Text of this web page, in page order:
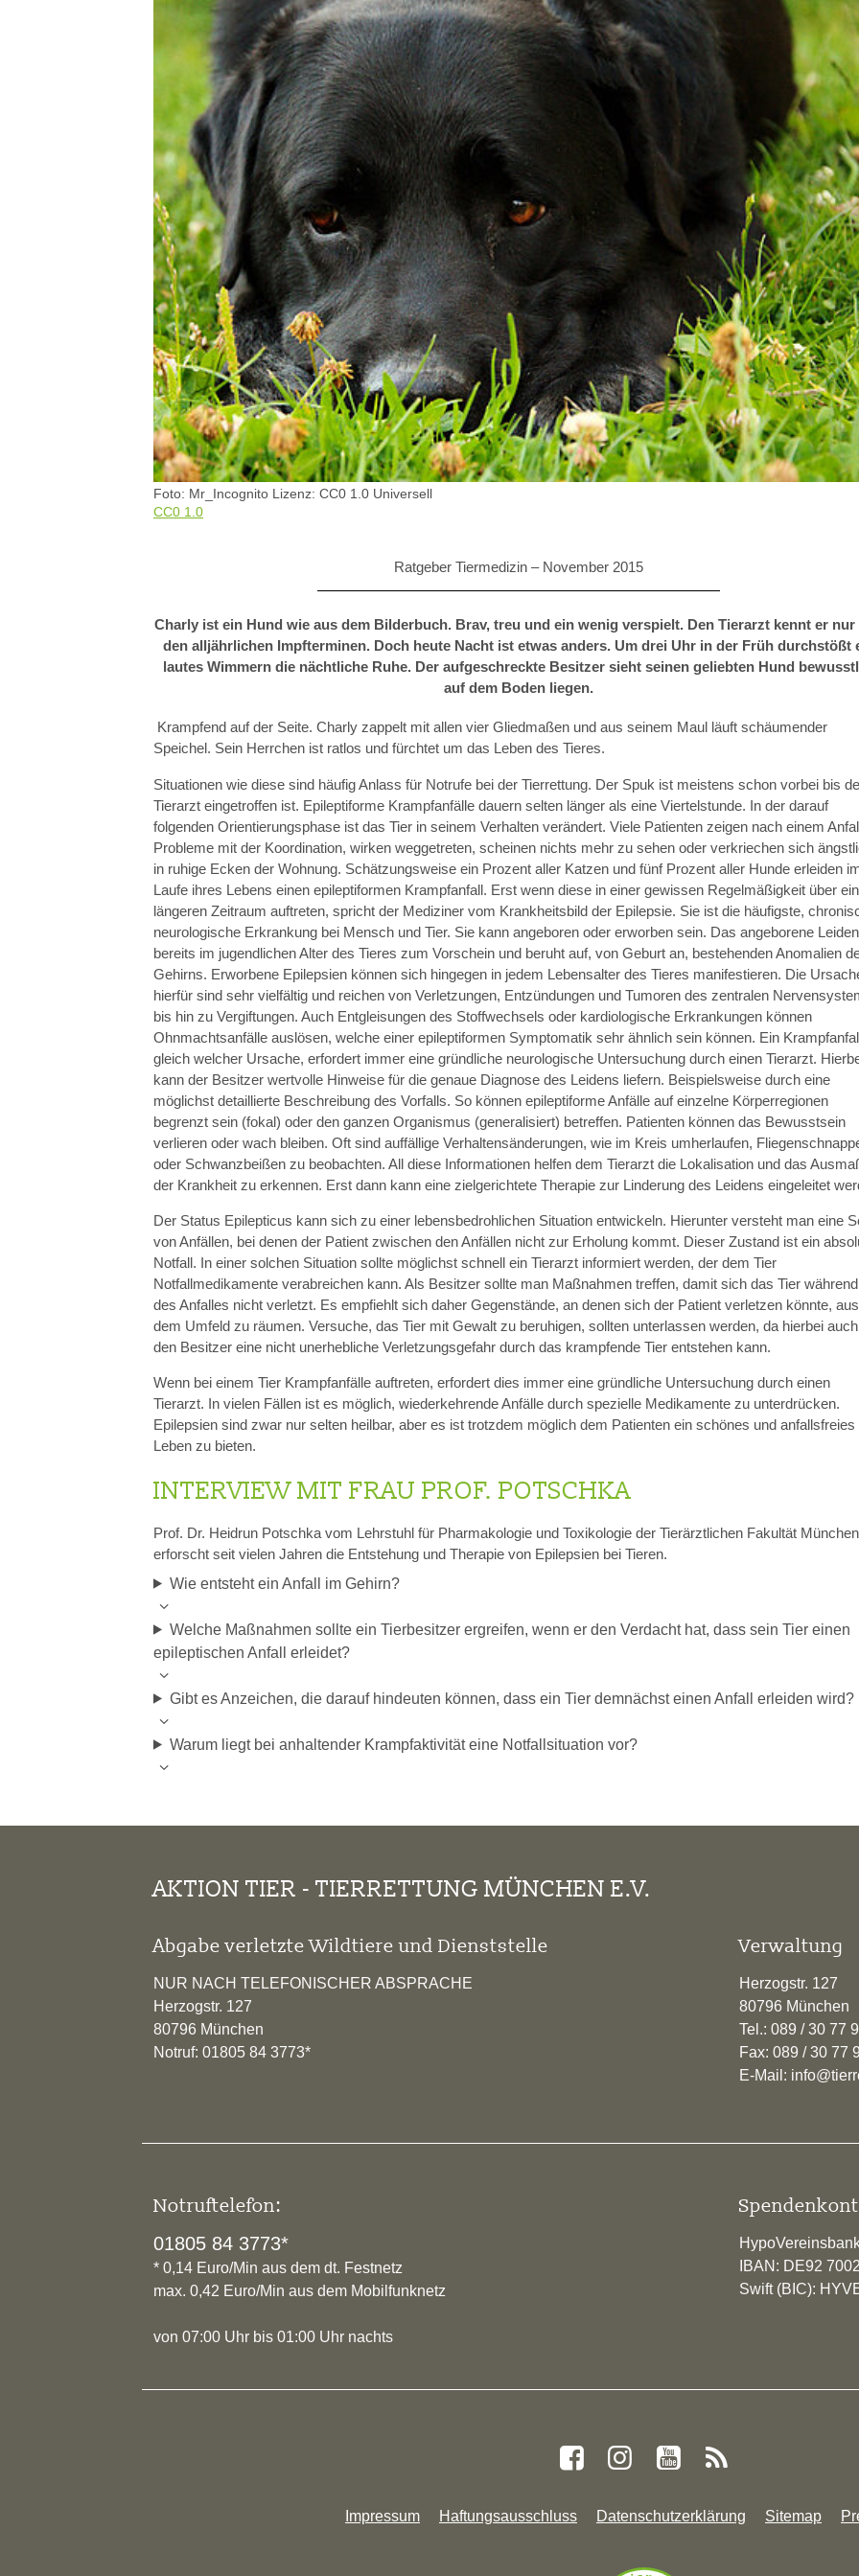
DEN TIERARZT INFORMIEREN
TIERRE
ERSTE HILFE LEISTEN
LEBENSZEICHEN PRÜFEN
ATEM- UND HERZSTILLSTAND
INSEKTENSTICHE
BEIM VERSCHLUCKEN
BEI KRAMPFANFÄLLEN
HITZSCHLAG
WILDVÖGEL
IGEL
RATGEBER WILDTIERE 20 JAHRE TIERRETTUNG
AUFGABEN
FAHRZEUGFLOTTE
ENTSTEHUNGSGESCHICHTE
EINBLICKE IN UNSERE ARBEIT
SATZUNG
GÄSTEBUCH
DATENSCHUTZ
VEREINSJOURNALE
MITGLIEDSCHAFT
Foto: Mr_Incognito Lizenz: CC0 1.0 Universell
CC0 1.0
Ratgeber Tiermedizin – November 2015
Charly ist ein Hund wie aus dem Bilderbuch. Brav, treu und ein wenig verspielt. Den Tierarzt kennt er nur
den alljährlichen Impfterminen. Doch heute Nacht ist etwas anders. Um drei Uhr in der Früh durchstößt
lautes Wimmern die nächtliche Ruhe. Der aufgeschreckte Besitzer sieht seinen geliebten Hund
auf dem Boden liegen.
Krampfend auf der Seite. Charly zappelt mit allen vier Gliedmaßen und aus seinem Maul läuft schäumender
Speichel. Sein Herrchen ist ratlos und fürchtet um das Leben des Tieres.
Situationen wie diese sind häufig Anlass für Notrufe bei der Tierrettung. Der Spuk ist meistens schon vorbei bis
Tierarzt eingetroffen ist. Epileptiforme Krampfanfälle dauern selten länger als eine Viertelstunde. In der darauf
folgenden Orientierungsphase ist das Tier in seinem Verhalten verändert. Viele Patienten zeigen nach einem
Probleme mit der Koordination, wirken weggetreten, scheinen nichts mehr zu sehen oder verkriechen sich
in ruhige Ecken der Wohnung. Schätzungsweise ein Prozent aller Katzen und fünf Prozent aller Hunde erleiden
Laufe ihres Lebens einen epileptiformen Krampfanfall. Erst wenn diese in einer gewissen Regelmäßigkeit über
längeren Zeitraum auftreten, spricht der Mediziner vom Krankheitsbild der Epilepsie. Sie ist die häufigste,
neurologische Erkrankung bei Mensch und Tier. Sie kann angeboren oder erworben sein. Das angeborene
bereits im jugendlichen Alter des Tieres zum Vorschein und beruht auf, von Geburt an, bestehenden Anomalien
Gehirns. Erworbene Epilepsien können sich hingegen in jedem Lebensalter des Tieres manifestieren. Die
hierfür sind sehr vielfältig und reichen von Verletzungen, Entzündungen und Tumoren des zentralen
bis hin zu Vergiftungen. Auch Entgleisungen des Stoffwechsels oder kardiologische Erkrankungen können
Ohnmachtsanfälle auslösen, welche einer epileptiformen Symptomatik sehr ähnlich sein können. Ein
gleich welcher Ursache, erfordert immer eine gründliche neurologische Untersuchung durch einen Tierarzt.
kann der Besitzer wertvolle Hinweise für die genaue Diagnose des Leidens liefern. Beispielsweise durch eine
möglichst detaillierte Beschreibung des Vorfalls. So können epileptiforme Anfälle auf einzelne Körperregionen
begrenzt sein (fokal) oder den ganzen Organismus (generalisiert) betreffen. Patienten können das Bewusstsein
verlieren oder wach bleiben. Oft sind auffällige Verhaltensänderungen, wie im Kreis umherlaufen,
oder Schwanzbeißen zu beobachten. All diese Informationen helfen dem Tierarzt die Lokalisation und das
der Krankheit zu erkennen. Erst dann kann eine zielgerichtete Therapie zur Linderung des Leidens eingeleitet
Der Status Epilepticus kann sich zu einer lebensbedrohlichen Situation entwickeln. Hierunter versteht man eine
von Anfällen, bei denen der Patient zwischen den Anfällen nicht zur Erholung kommt. Dieser Zustand ist ein
Notfall. In einer solchen Situation sollte möglichst schnell ein Tierarzt informiert werden, der dem Tier
Notfallmedikamente verabreichen kann. Als Besitzer sollte man Maßnahmen treffen, damit sich das Tier während
des Anfalles nicht verletzt. Es empfiehlt sich daher Gegenstände, an denen sich der Patient verletzen könnte, aus
dem Umfeld zu räumen. Versuche, das Tier mit Gewalt zu beruhigen, sollten unterlassen werden, da hierbei
den Besitzer eine nicht unerhebliche Verletzungsgefahr durch das krampfende Tier entstehen kann.
Wenn bei einem Tier Krampfanfälle auftreten, erfordert dies immer eine gründliche Untersuchung durch einen
Tierarzt. In vielen Fällen ist es möglich, wiederkehrende Anfälle durch spezielle Medikamente zu unterdrücken.
Epilepsien sind zwar nur selten heilbar, aber es ist trotzdem möglich dem Patienten ein schönes und anfallsfreies
Leben zu bieten.
INTERVIEW MIT FRAU PROF. POTSCHKA
Prof. Dr. Heidrun Potschka vom Lehrstuhl für Pharmakologie und Toxikologie der Tierärztlichen Fakultät München
erforscht seit vielen Jahren die Entstehung und Therapie von Epilepsien bei Tieren.
Wie entsteht ein Anfall im Gehirn?
Welche Maßnahmen sollte ein Tierbesitzer ergreifen, wenn er den Verdacht hat, dass sein Tier einen
epileptischen Anfall erleidet?
Gibt es Anzeichen, die darauf hindeuten können, dass ein Tier demnächst einen Anfall erleiden wird?
Warum liegt bei anhaltender Krampfaktivität eine Notfallsituation vor?
AKTION TIER - TIERRETTUNG MÜNCHEN E.V.
Abgabe verletzte Wildtiere und Dienststelle
NUR NACH TELEFONISCHER ABSPRACHE
Herzogstr. 127
80796 München
Notruf: 01805 84 3773*
Verwaltung
Herzogstr. 127
80796 München
Tel.: 089 / 30 77
Fax: 089 / 30 77
E-Mail:
Notruftelefon:
01805 84 3773*
* 0,14 Euro/Min aus dem dt. Festnetz
max. 0,42 Euro/Min aus dem Mobilfunknetz
von 07:00 Uhr bis 01:00 Uhr nachts
IBAN: DE92
Swift (BIC):
Impressum Haftungsausschluss Datenschutzerklärung Sitemap